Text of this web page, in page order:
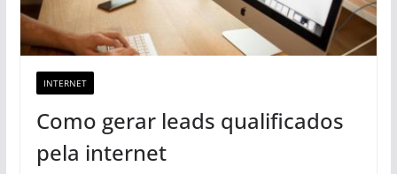
INTERNET
Como gerar leads qualificados
pela internet